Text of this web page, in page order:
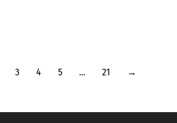
3 4 5 … 21 →